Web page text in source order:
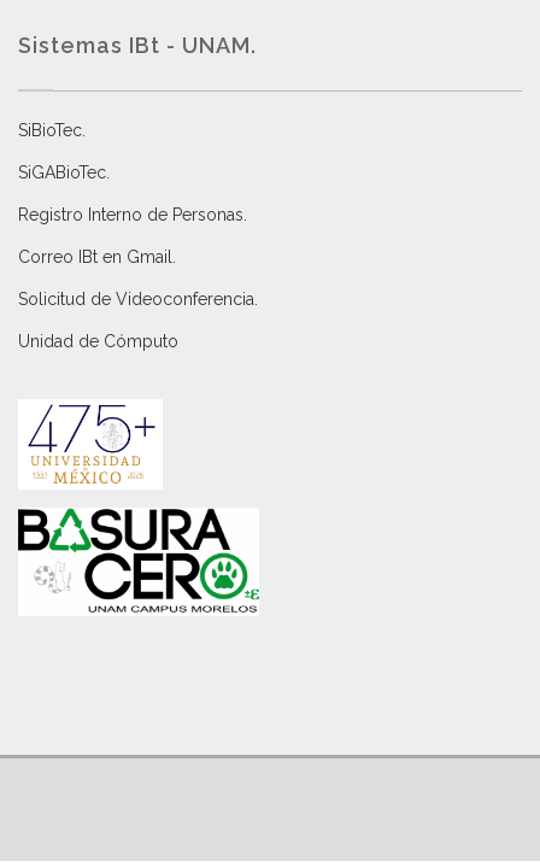
Sistemas IBt - UNAM.
SiBioTec
SiGABioTec.
Registro Interno de Personas
Correo IBt en Gmail
Solicitud de Videoconferencia.
Unidad de Cómputo